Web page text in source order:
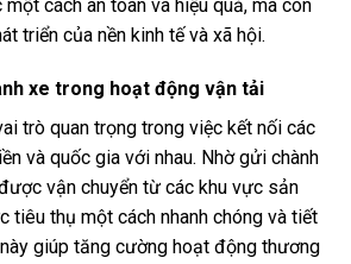
cách an toàn và hiệu quả, mà còn
triển của nền kinh tế và xã hội.
xe trong hoạt động vận tải
trò quan trọng trong việc kết nối các
và quốc gia với nhau. Nhờ gửi chành
vận chuyển từ các khu vực sản
tiêu thụ một cách nhanh chóng và tiết
giúp tăng cường hoạt động thương